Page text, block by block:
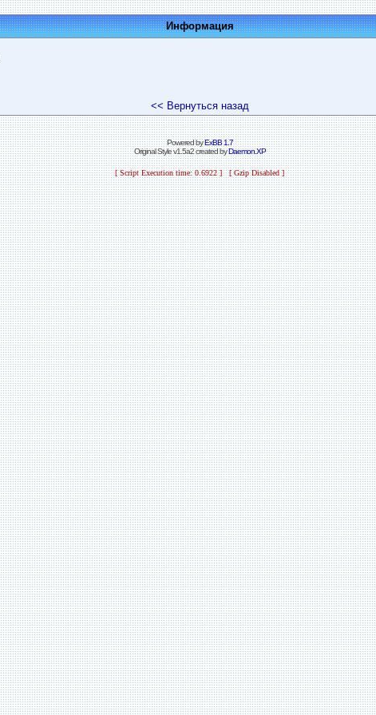
Информация
<< Вернуться назад
Powered byExBB 1.7
Original Style v1.5a2 created byDaemon.XP
[ Script Execution time: 0.6922 ] [ Gzip Disabled ]